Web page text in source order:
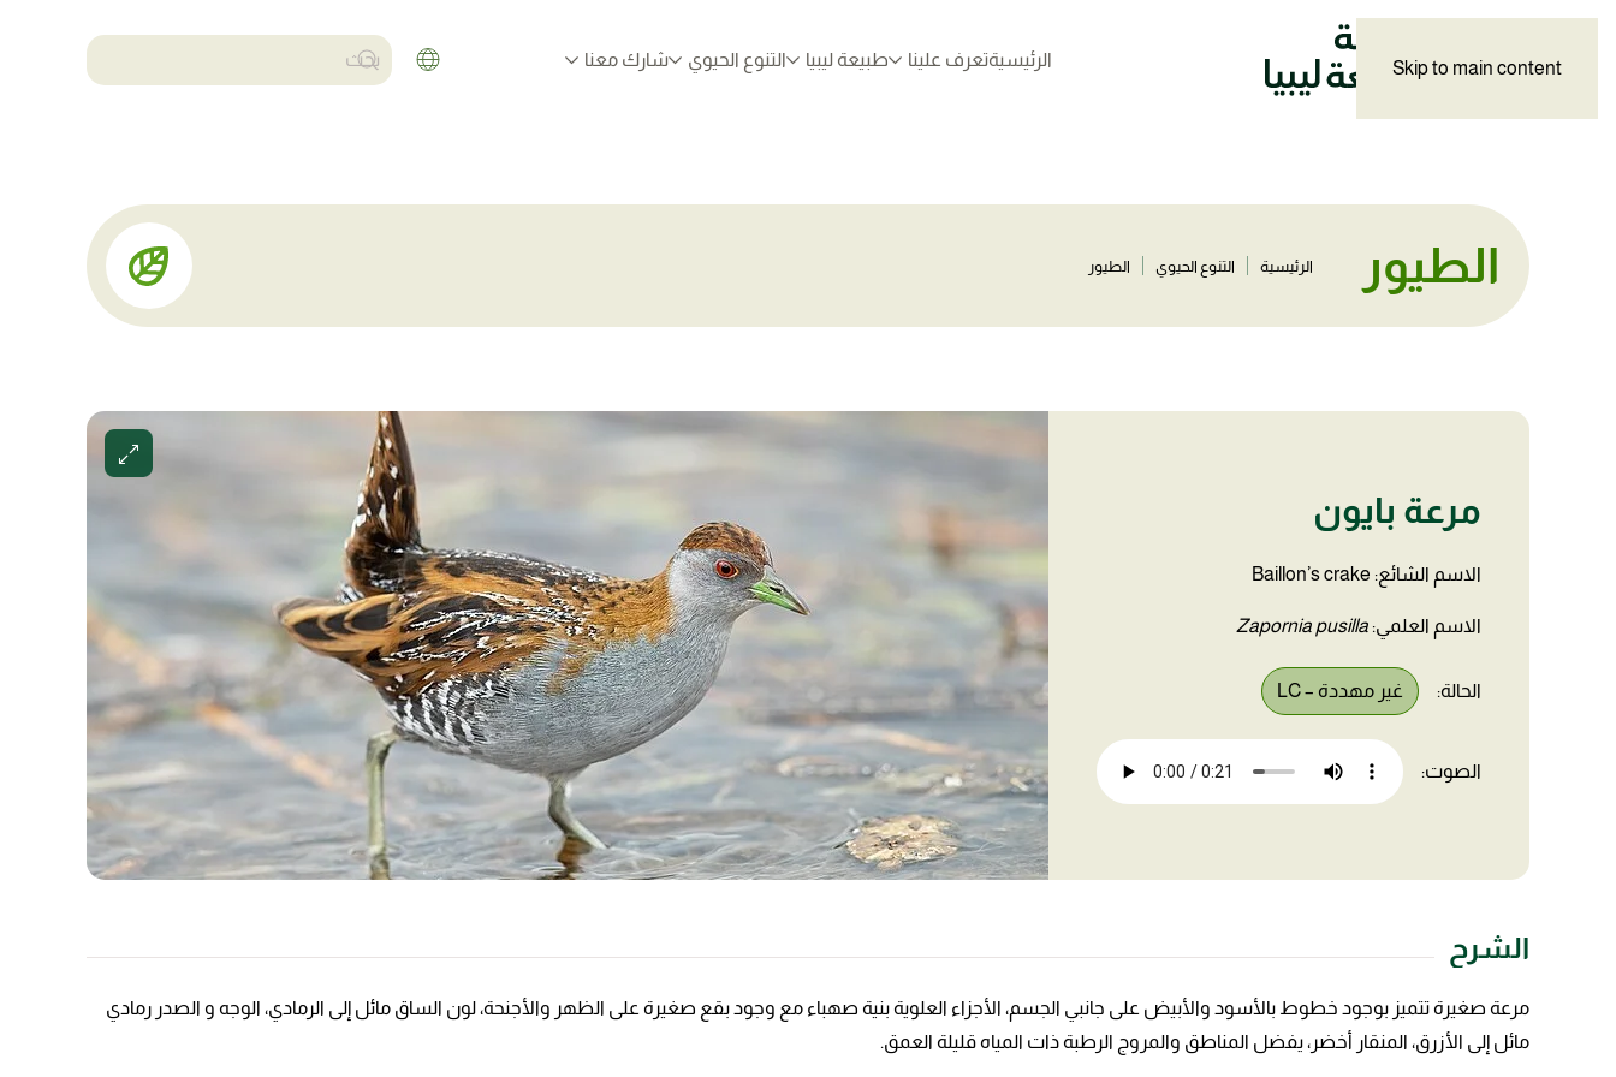
Skip to main content الرئيسيةتعرف علينا طبيعة ليبيا التنوع الحيوي شارك معنا
الطيور الرئيسية التنوع الحيوي الطيور
مرعة بايون
الاسم الشائع: Baillon’s crake
الاسم العلمي: Zapornia pusilla
الحالة: غير مهددة – LC
الصوت:
الشرح
مرعة صغيرة تتميز بوجود خطوط بالأسود والأبيض على جانبي الجسم، الأجزاء العلوية بنية صهباء مع وجود بقع صغيرة على الظهر والأجنحة، لون الساق مائل إلى الرمادي، الوجه و الصدر رمادي
مائل إلى الأزرق، المنقار أخضر، يفضل المناطق والمروج الرطبة ذات المياه قليلة العمق.